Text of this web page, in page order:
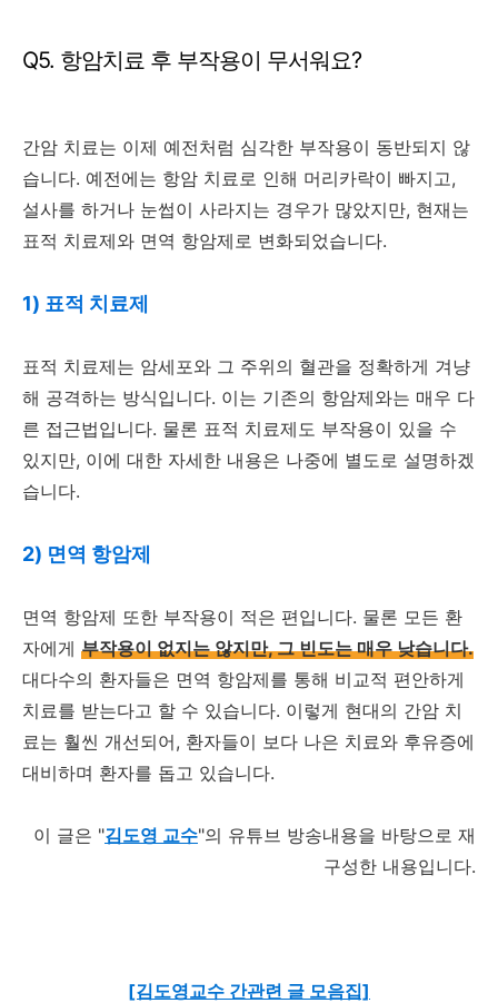
Q5. 항암치료 후 부작용이 무서워요?
간암 치료는 이제 예전처럼 심각한 부작용이 동반되지 않
습니다. 예전에는 항암 치료로 인해 머리카락이 빠지고,
설사를 하거나 눈썹이 사라지는 경우가 많았지만, 현재는
표적 치료제와 면역 항암제로 변화되었습니다.
1) 표적 치료제
표적 치료제는 암세포와 그 주위의 혈관을 정확하게 겨냥
해 공격하는 방식입니다. 이는 기존의 항암제와는 매우 다
른 접근법입니다. 물론 표적 치료제도 부작용이 있을 수
있지만, 이에 대한 자세한 내용은 나중에 별도로 설명하겠
습니다.
2) 면역 항암제
면역 항암제 또한 부작용이 적은 편입니다. 물론 모든 환
자에게 부작용이 없지는 않지만, 그 빈도는 매우 낮습니다.
대다수의 환자들은 면역 항암제를 통해 비교적 편안하게
치료를 받는다고 할 수 있습니다. 이렇게 현대의 간암 치
료는 훨씬 개선되어, 환자들이 보다 나은 치료와 후유증에
대비하며 환자를 돕고 있습니다.
이 글은 "김도영 교수"의 유튜브 방송내용을 바탕으로 재
구성한 내용입니다.
[김도영교수 간관련 글 모음집]